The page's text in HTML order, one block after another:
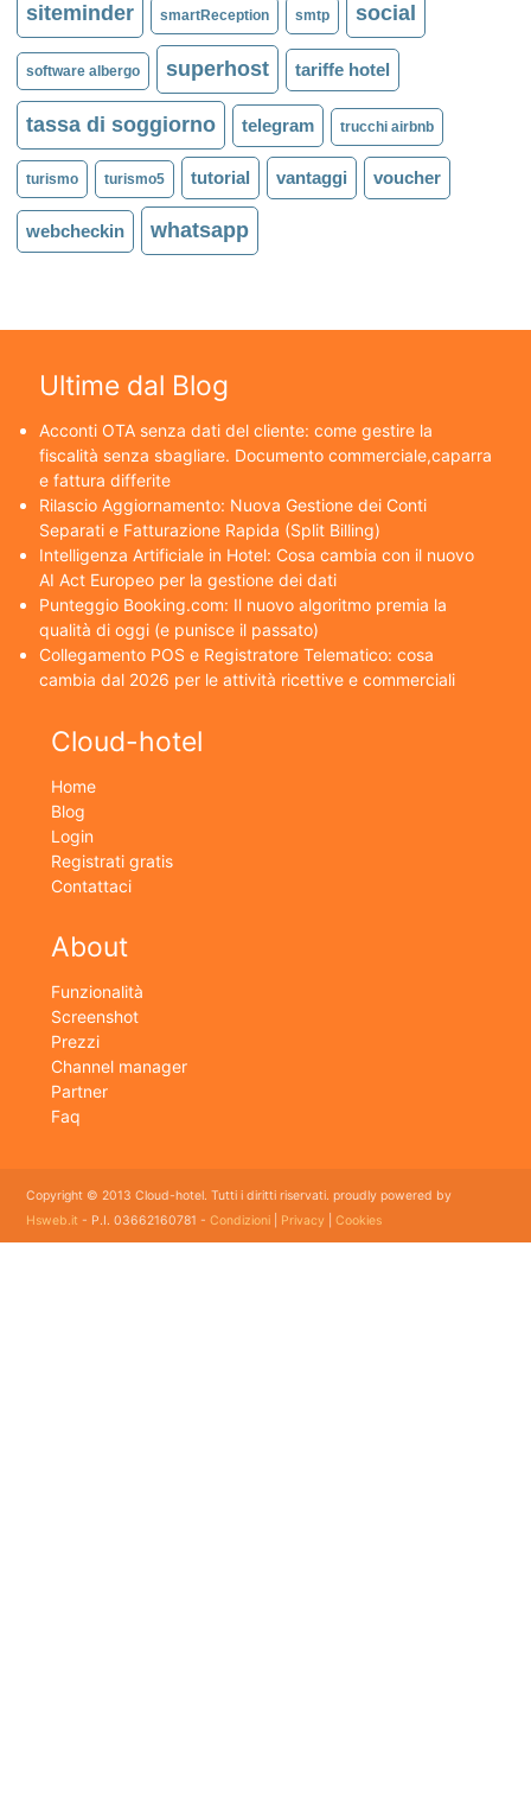
siteminder smartReception smtp social
software albergo superhost tariffe hotel
tassa di soggiorno telegram trucchi airbnb
turismo turismo5 tutorial vantaggi voucher
webcheckin whatsapp
Ultime dal Blog
Acconti OTA senza dati del cliente: come gestire la
fiscalità senza sbagliare. Documento commerciale,caparra
e fattura differite
Rilascio Aggiornamento: Nuova Gestione dei Conti
Separati e Fatturazione Rapida (Split Billing)
Intelligenza Artificiale in Hotel: Cosa cambia con il nuovo
AI Act Europeo per la gestione dei dati
Punteggio Booking.com: Il nuovo algoritmo premia la
qualità di oggi (e punisce il passato)
Collegamento POS e Registratore Telematico: cosa
cambia dal 2026 per le attività ricettive e commerciali
Cloud-hotel
Home
Blog
Login
Registrati gratis
Contattaci
About
Funzionalità
Screenshot
Prezzi
Channel manager
Partner
Faq
Copyright © 2013 Cloud-hotel. Tutti i diritti riservati. proudly powered by
Hsweb.it - P.I. 03662160781 -Condizioni Privacy |Cookies